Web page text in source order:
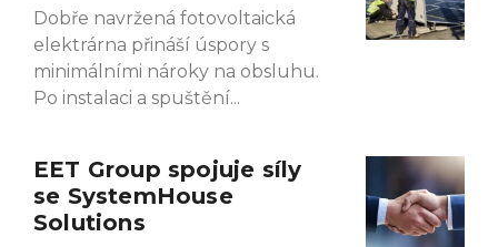
Dobře navržená fotovoltaická
elektrárna přináší úspory s
minimálními nároky na obsluhu.
Po instalaci a spuštění
EET Group spojuje síly
se SystemHouse
Solutions